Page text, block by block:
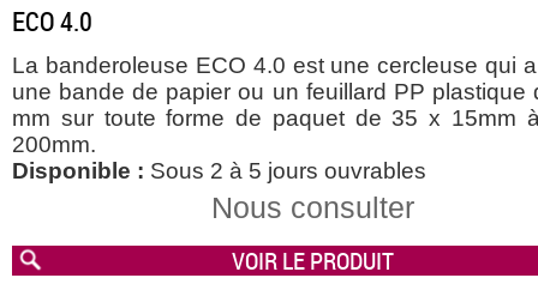
ECO 4.0
La banderoleuse ECO 4.0 est une cercleuse qui
une bande de papier ou un feuillard PP plastique
mm sur toute forme de paquet de 35 x 15mm
200mm.
Disponible : Sous 2 à 5 jours ouvrables
Nous consulter
VOIR LE PRODUIT